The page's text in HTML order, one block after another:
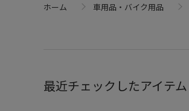
ホーム 車用品・バイク用品
最近チェックしたアイテム